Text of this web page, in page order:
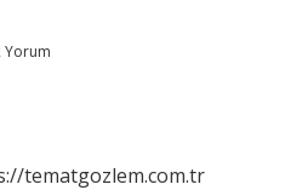
Yorum
tematgozlem.com.tr